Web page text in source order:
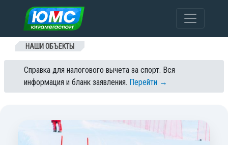
Перейти к содержанию
НАШИ ОБЪЕКТЫ
Справка для налогового вычета за спорт. Вся
информация и бланк заявления. Перейти →